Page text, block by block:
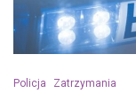
Policja Zatrzymania